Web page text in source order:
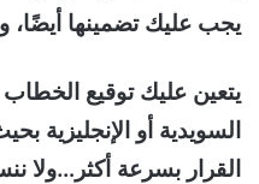
يجب عليك تضمينها
يتعين عليك توقيع
السويدية أو الإنجليزية
القرار بسرعة أكثر…ولا